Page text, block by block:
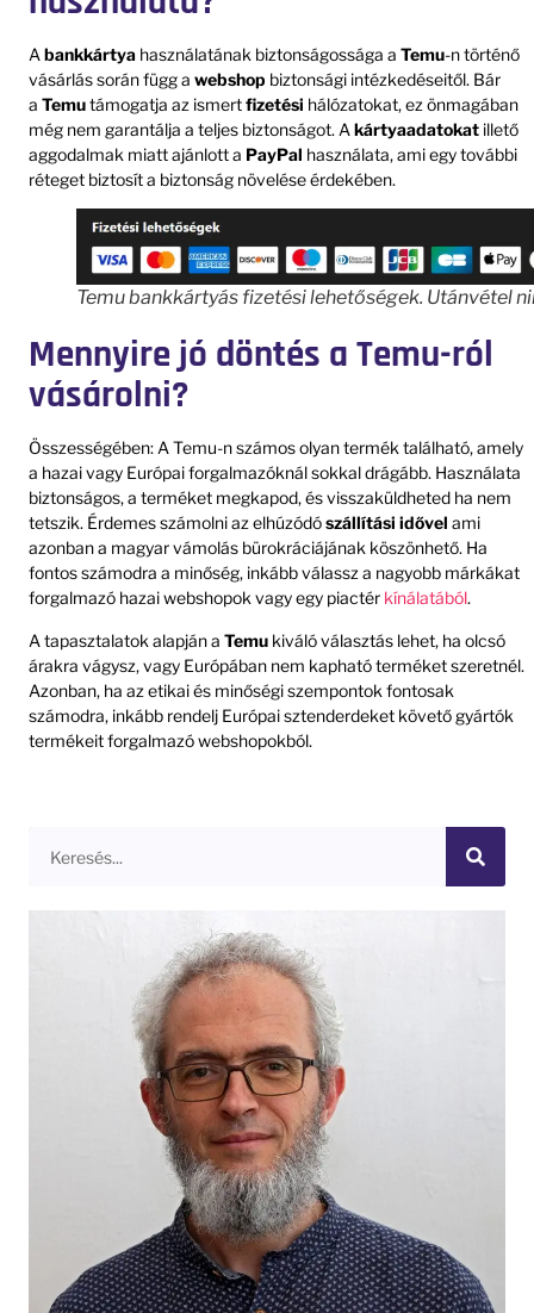
Abankkártya használatának biztonságossága a Temu-n történő
vásárlás során függ a webshop biztonsági intézkedéseitől. Bár
a Temutámogatja az ismertfizetési hálózatokat, ez önmagában
még nem garantálja a teljes biztonságot. Akártyaadatokat illető
aggodalmak miatt ajánlott a PayPal használata, ami egy további
réteget biztosít a biztonság növelése érdekében.
Temu bankkártyás fizetési lehetőségek. Utánvétel
Mennyire jó döntés a Temu-ról
vásárolni?
Összességében: A Temu-n számos olyan termék található, amely
a hazai vagy Európai forgalmazóknál sokkal drágább. Használata
biztonságos, a terméket megkapod, és visszaküldheted ha nem
tetszik. Érdemes számolni az elhúzódószállítási idővel ami
azonban a magyar vámolás bürokráciájának köszönhető. Ha
fontos számodra a minőség, inkább válassz a nagyobb márkákat
forgalmazó hazai webshopok vagy egy piactér kínálatából.
A tapasztalatok alapján a Temu kiváló választás lehet, ha olcsó
árakra vágysz, vagy Európában nem kapható terméket szeretnél.
Azonban, ha az etikai és minőségi szempontok fontosak
számodra, inkább rendelj Európai sztenderdeket követő gyártók
termékeit forgalmazó webshopokból.